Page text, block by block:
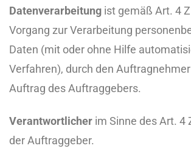
Datenverarbeitung ist gemäß Art. 4
Vorgang zur Verarbeitung
Daten (mit oder ohne Hilfe
Verfahren), durch den
Auftrag des Auftraggebers.
Verantwortlicher im Sinne des Art. 4
der Auftraggeber.